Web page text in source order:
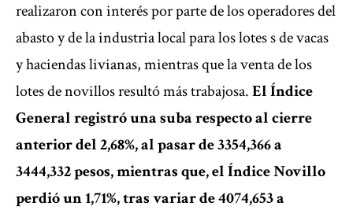
realizaron con interés por parte de los operadores del
abasto y de la industria local para los lotes s de vacas
y haciendas livianas, mientras que la venta de los
lotes de novillos resultó más trabajosa.El Índice
General registró una suba respecto al cierre
anterior del 2,68%, al pasar de 3354,366 a
3444,332 pesos, mientras que, el Índice Novillo
perdió un 1,71%, tras variar de 4074,653 a